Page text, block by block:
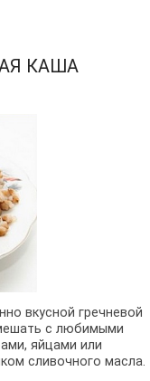
КАША
вкусной гречневой
с любимыми
яйцами или
сливочного масла.